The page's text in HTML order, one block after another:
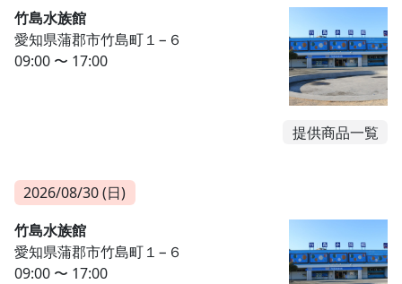
竹島水族館
愛知県蒲郡市竹島町１−６
09:00 〜 17:00
提供商品一覧
2026/08/30 (日)
竹島水族館
愛知県蒲郡市竹島町１−６
09:00 〜 17:00